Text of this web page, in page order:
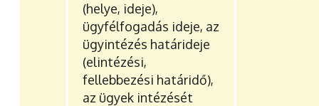
(helye, ideje),
ügyfélfogadás ideje, az
ügyintézés határideje
(elintézési,
fellebbezési határidő),
az ügyek intézését